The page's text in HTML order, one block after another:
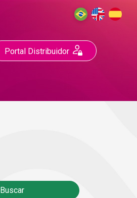
Portal Distribuidor
Buscar